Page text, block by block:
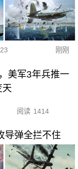
刚刚
美军3年兵推一
天
阅读 1414
导弹全拦不住